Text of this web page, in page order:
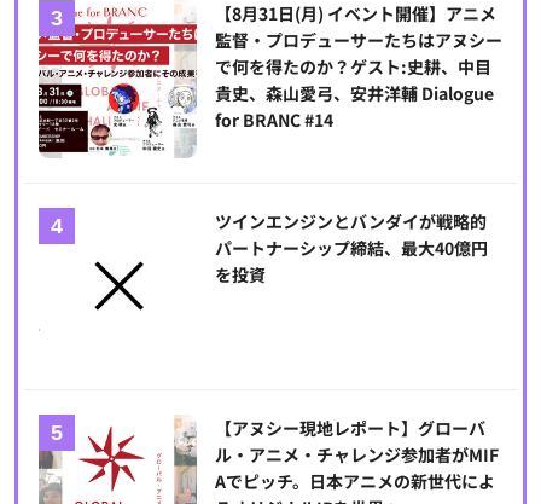
【8月31日(月) イベント開催】アニメ
監督・プロデューサーたちはアヌシー
で何を得たのか？ゲスト:史耕、中目
貴史、森山愛弓、安井洋輔 Dialogue
for BRANC #14
ツインエンジンとバンダイが戦略的
パートナーシップ締結、最大40億円
を投資
【アヌシー現地レポート】グローバ
ル・アニメ・チャレンジ参加者がMIF
Aでピッチ。日本アニメの新世代によ